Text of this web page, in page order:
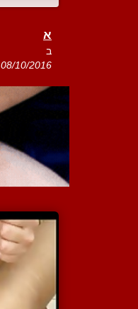
א
ב
08/10/2016